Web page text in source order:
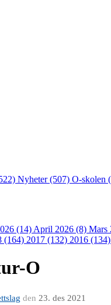
Nyheter (507) O-skolen
(14) April 2026 (8) Mars
(164) 2017 (132) 2016 (134)
O
den 23. des 2021